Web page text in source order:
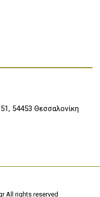
54453 Θεσσαλονίκη
All rights reserved